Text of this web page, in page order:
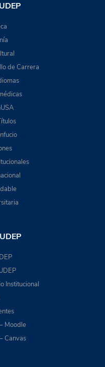
de Carrera
Institucional
Moodle
Canvas